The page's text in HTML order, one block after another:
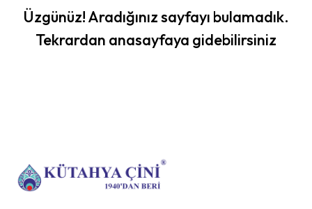
Üzgünüz! Aradığınız sayfayı bulamadık.
Tekrardan anasayfaya gidebilirsiniz